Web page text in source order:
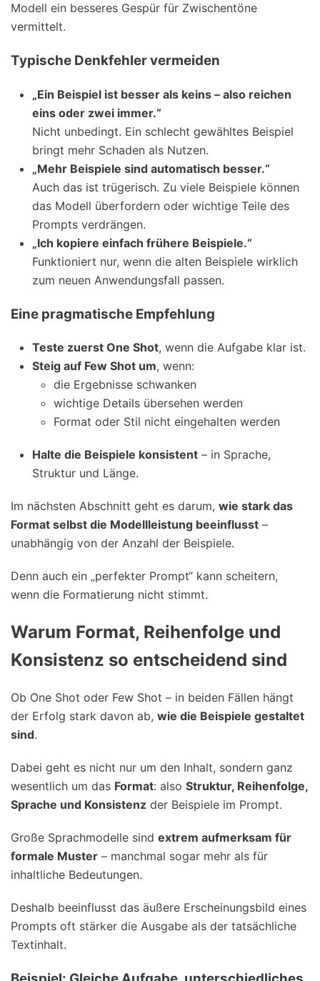
Modell ein besseres Gespür für Zwischentöne
vermittelt.
Typische Denkfehler vermeiden
„Ein Beispiel ist besser als keins – also reichen
eins oder zwei immer.“
Nicht unbedingt. Ein schlecht gewähltes Beispiel
bringt mehr Schaden als Nutzen.
„Mehr Beispiele sind automatisch besser.“
Auch das ist trügerisch. Zu viele Beispiele können
das Modell überfordern oder wichtige Teile des
Prompts verdrängen.
„Ich kopiere einfach frühere Beispiele.“
Funktioniert nur, wenn die alten Beispiele wirklich
zum neuen Anwendungsfall passen.
Eine pragmatische Empfehlung
Teste zuerst One Shot, wenn die Aufgabe klar ist.
Steig auf Few Shot um, wenn:
die Ergebnisse schwanken
wichtige Details übersehen werden
Format oder Stil nicht eingehalten werden
Halte die Beispiele konsistent – in Sprache,
Struktur und Länge.
Im nächsten Abschnitt geht es darum, wie stark das
Format selbst die Modellleistung beeinflusst –
unabhängig von der Anzahl der Beispiele.
Denn auch ein „perfekter Prompt“ kann scheitern,
wenn die Formatierung nicht stimmt.
Warum Format, Reihenfolge und
Konsistenz so entscheidend sind
Ob One Shot oder Few Shot – in beiden Fällen hängt
der Erfolg stark davon ab, wie die Beispiele gestaltet
sind.
Dabei geht es nicht nur um den Inhalt, sondern ganz
wesentlich um das Format: also Struktur, Reihenfolge,
Sprache und Konsistenz der Beispiele im Prompt.
Große Sprachmodelle sind extrem aufmerksam für
formale Muster – manchmal sogar mehr als für
inhaltliche Bedeutungen.
Deshalb beeinflusst das äußere Erscheinungsbild eines
Prompts oft stärker die Ausgabe als der tatsächliche
Textinhalt.